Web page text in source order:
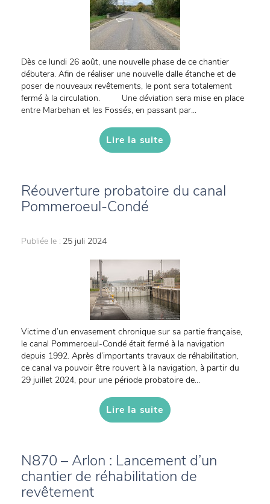
Dès ce lundi 26 août, une nouvelle phase de ce chantier
débutera. Afin de réaliser une nouvelle dalle étanche et de
poser de nouveaux revêtements, le pont sera totalement
fermé à la circulation. Une déviation sera mise en place
entre Marbehan et les Fossés, en passant par...
Lire la suite
Réouverture probatoire du canal
Pommeroeul-Condé
Publiée le : 25 juli 2024
Victime d’un envasement chronique sur sa partie française,
le canal Pommeroeul-Condé était fermé à la navigation
depuis 1992. Après d’importants travaux de réhabilitation,
ce canal va pouvoir être rouvert à la navigation, à partir du
29 juillet 2024, pour une période probatoire de...
Lire la suite
N870 – Arlon : Lancement d’un
chantier de réhabilitation de
revêtement